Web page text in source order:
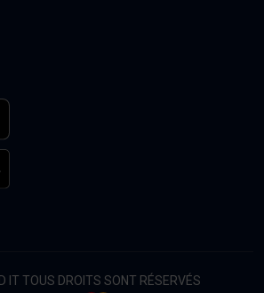
IT TOUS DROITS SONT RÉSERVÉS